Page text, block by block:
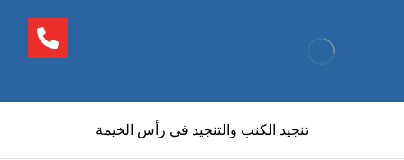
تنجيد الكنب والتنجيد في رأس الخيمة